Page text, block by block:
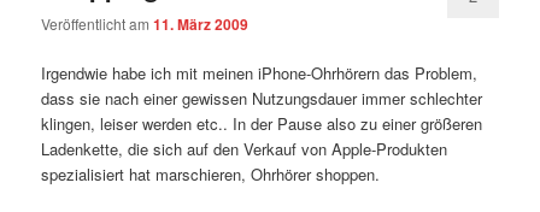
Veröffentlicht am11. März 2009
Irgendwie habe ich mit meinen iPhone-Ohrhörern das Problem,
dass sie nach einer gewissen Nutzungsdauer immer schlechter
klingen, leiser werden etc.. In der Pause also zu einer größeren
Ladenkette, die sich auf den Verkauf von Apple-Produkten
spezialisiert hat marschieren, Ohrhörer shoppen.